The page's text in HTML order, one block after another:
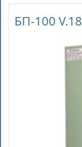
БП-100 V.18